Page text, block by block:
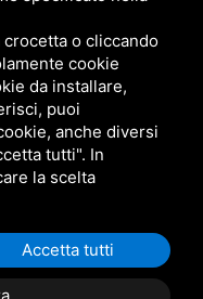
v3,Privacy Policy
o cliccando
cookie
da installare,
puoi
anche diversi
tutti". In
la scelta
Accetta tutti